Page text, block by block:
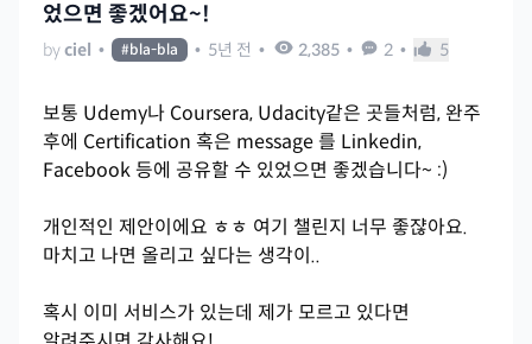
었으면 좋겠어요~!
byciel • #bla-bla • 5년 전 • 2,385 • 2 • 5
보통 Udemy나 Coursera, Udacity같은 곳들처럼, 완주
후에 Certification 혹은 message 를 Linkedin,
Facebook 등에 공유할 수 있었으면 좋겠습니다~ :)
개인적인 제안이에요 ㅎㅎ 여기 챌린지 너무 좋쟎아요.
마치고 나면 올리고 싶다는 생각이..
혹시 이미 서비스가 있는데 제가 모르고 있다면